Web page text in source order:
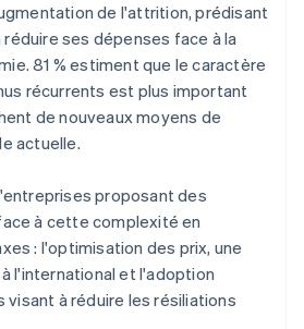
de l'attrition, prédisant
ses dépenses face à la
81 % estiment que le caractère
récurrents est plus important
de nouveaux moyens de
actuelle.
proposant des
à cette complexité en
: l'optimisation des prix, une
l'international et l'adoption
à réduire les résiliations